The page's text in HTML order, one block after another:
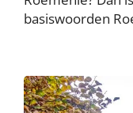
basiswoorden